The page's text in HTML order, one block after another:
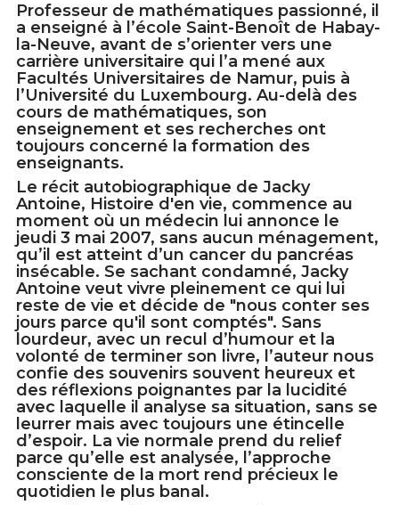
Professeur de mathématiques passionné, il
a enseigné à l’école Saint-Benoît de Habay-
la-Neuve, avant de s’orienter vers une
carrière universitaire qui l’a mené aux
Facultés Universitaires de Namur, puis à
l’Université du Luxembourg. Au-delà des
cours de mathématiques, son
enseignement et ses recherches ont
toujours concerné la formation des
enseignants.
Le récit autobiographique de Jacky
Antoine, Histoire d'en vie, commence au
moment où un médecin lui annonce le
jeudi 3 mai 2007, sans aucun ménagement,
qu’il est atteint d’un cancer du pancréas
insécable. Se sachant condamné, Jacky
Antoine veut vivre pleinement ce qui lui
reste de vie et décide de "nous conter ses
jours parce qu'il sont comptés". Sans
lourdeur, avec un recul d’humour et la
volonté de terminer son livre, l’auteur nous
confie des souvenirs souvent heureux et
des réflexions poignantes par la lucidité
avec laquelle il analyse sa situation, sans se
leurrer mais avec toujours une étincelle
d’espoir. La vie normale prend du relief
parce qu’elle est analysée, l’approche
consciente de la mort rend précieux le
quotidien le plus banal.